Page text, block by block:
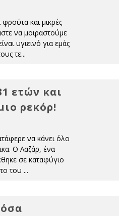
και μικρές
να μοιραστούμε
υγιεινό για εμάς
τε...
ετών και
ρεκόρ!
να κάνει όλο
Ο Λαζάρ, ένα
σε καταφύγιο
του ...